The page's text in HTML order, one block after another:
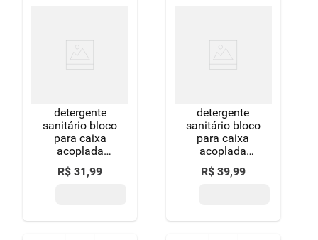
detergente
sanitário bloco
para caixa
acoplada
marine pato
40g cada 2
R$ 31,99
detergente
sanitário bloco
para caixa
acoplada
marine pato
40g cada leve
R$ 39,99